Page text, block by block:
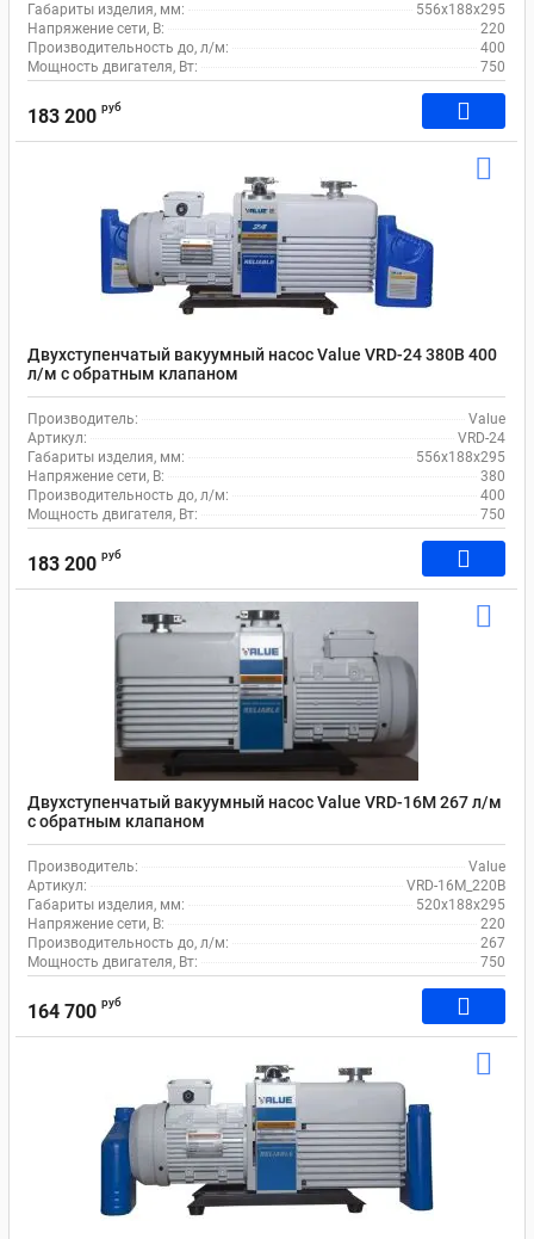
Габариты изделия, мм:
556х188х295
Напряжение сети, В:
220
Производительность до, л/м:
400
Мощность двигателя, Вт:
750
183 200 руб
Двухступенчатый вакуумный насос Value VRD-24 380В 400
л/м c обратным клапаном
Производитель:
Value
Артикул:
VRD-24
Габариты изделия, мм:
556х188х295
Напряжение сети, В:
380
Производительность до, л/м:
400
Мощность двигателя, Вт:
750
183 200 руб
Двухступенчатый вакуумный насос Value VRD-16M 267 л/м
c обратным клапаном
Производитель:
Value
Артикул:
VRD-16M_220В
Габариты изделия, мм:
520х188х295
Напряжение сети, В:
220
Производительность до, л/м:
267
Мощность двигателя, Вт:
750
164 700 руб